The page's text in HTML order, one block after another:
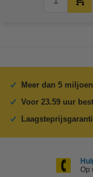
Meer dan 5
Voor 23.59 uur
Op